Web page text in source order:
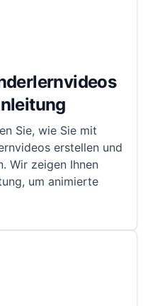
Sie, wie Sie mit
erstellen und
Wir zeigen Ihnen
um animierte